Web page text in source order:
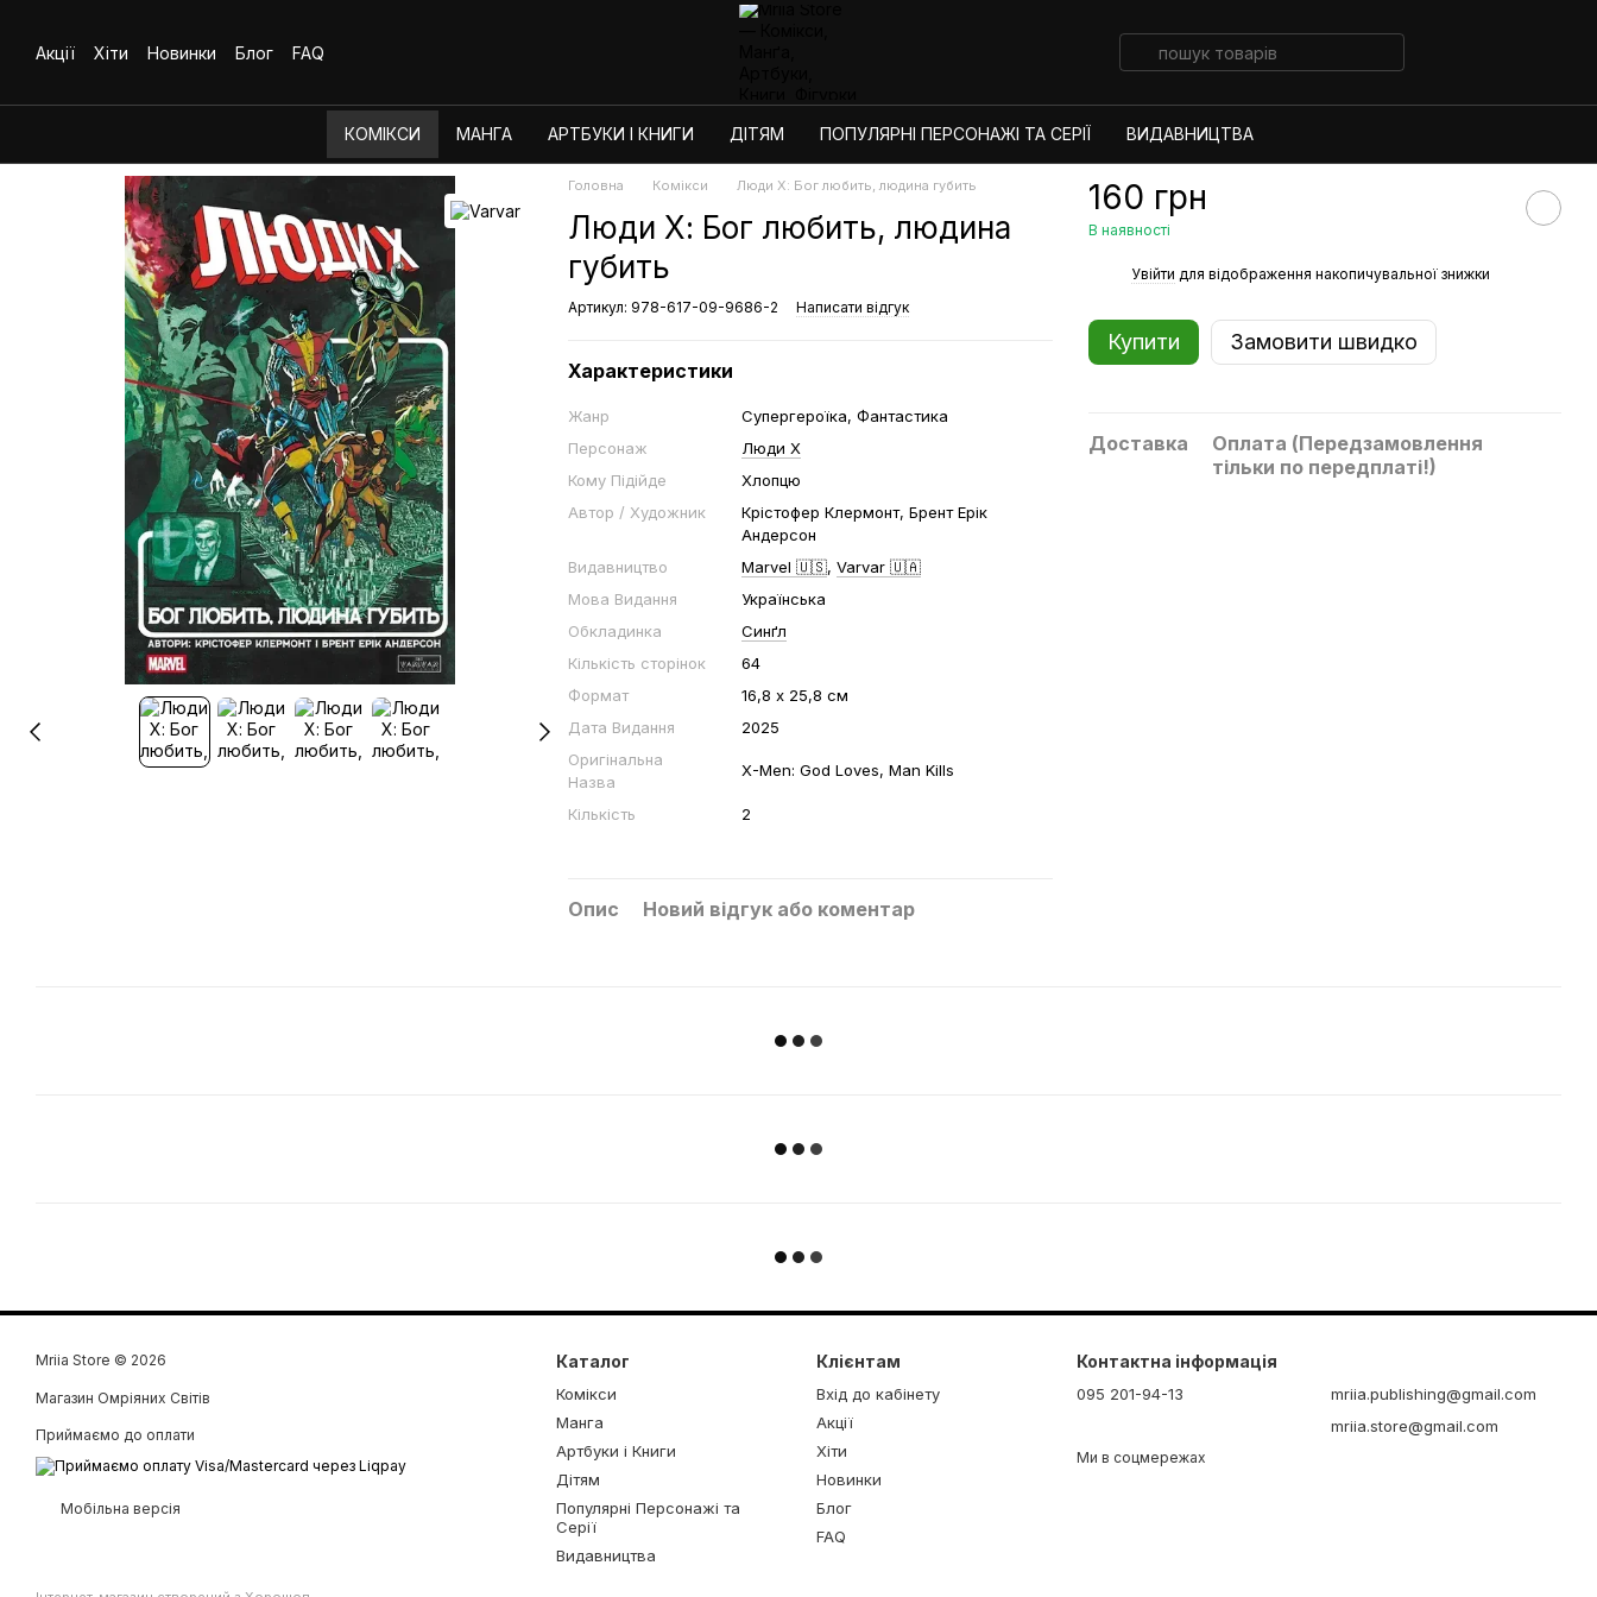
Акції
Хіти Новинки Блог FAQ
КОМІКСИ МАНГА АРТБУКИ І КНИГИ ДІТЯМ ПОПУЛЯРНІ ПЕРСОНАЖІ ТА СЕРІЇ ВИДАВНИЦТВА
Головна Комікси Люди Х: Бог любить, людина губить
Люди Х: Бог любить, людина
губить
Артикул: 978-617-09-9686-2 Написати відгук
Характеристики
Жанр
Супергероїка, Фантастика
Персонаж
Люди Х
Кому Підійде
Хлопцю
Автор / Художник
Крістофер Клермонт, Брент Ерік
Андерсон
Видавництво
Marvel 🇺🇸, Varvar 🇺🇦
Мова Видання
Українська
Обкладинка
Синґл
Кількість сторінок
64
Формат
16,8 х 25,8 см
Дата Видання
2025
Оригінальна
Назва
X-Men: God Loves, Man Kills
Кількість 2
Опис Новий відгук або коментар
160 грн
В наявності
Увійти для відображення накопичувальної знижки
Купити Замовити швидко
Доставка
Оплата (Передзамовлення
тільки по передплаті!)
Mriia Store © 2026
Магазин Омріяних Світів
Приймаємо до оплати
Мобільна версія
Каталог
Комікси
Манга
Артбуки і Книги
Дітям
Популярні Персонажі та
Серії
Видавництва
Клієнтам
Вхід до кабінету
Акції
Хіти
Новинки
Блог
FAQ
Контактна інформація
095 201-94-13
mriia.publishing@gmail.com
mriia.store@gmail.com
Ми в соцмережах